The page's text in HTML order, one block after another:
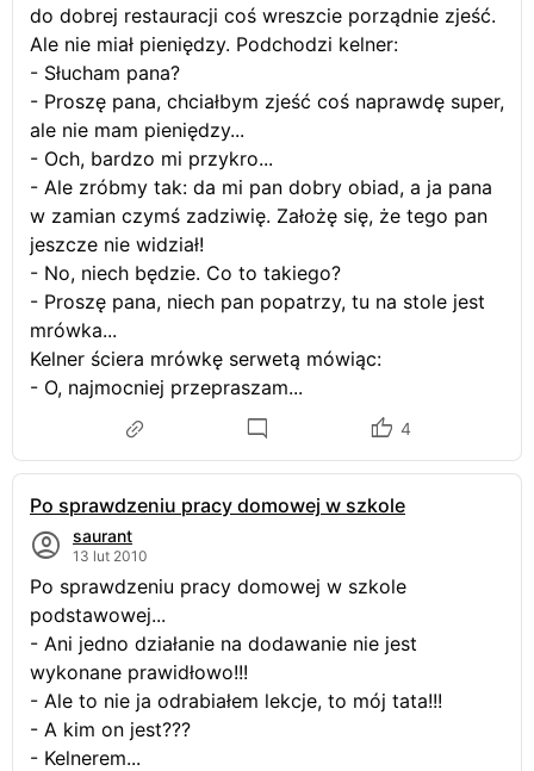
do dobrej restauracji coś wreszcie porządnie zjeść.
Ale nie miał pieniędzy. Podchodzi kelner:
- Słucham pana?
- Proszę pana, chciałbym zjeść coś naprawdę super,
ale nie mam pieniędzy...
- Och, bardzo mi przykro...
- Ale zróbmy tak: da mi pan dobry obiad, a ja pana
w zamian czymś zadziwię. Założę się, że tego pan
jeszcze nie widział!
- No, niech będzie. Co to takiego?
- Proszę pana, niech pan popatrzy, tu na stole jest
mrówka...
Kelner ściera mrówkę serwetą mówiąc:
- O, najmocniej przepraszam...
4
Po sprawdzeniu pracy domowej w szkole
saurant
13 lut 2010
Po sprawdzeniu pracy domowej w szkole
podstawowej...
- Ani jedno działanie na dodawanie nie jest
wykonane prawidłowo!!!
- Ale to nie ja odrabiałem lekcje, to mój tata!!!
- A kim on jest???
- Kelnerem...